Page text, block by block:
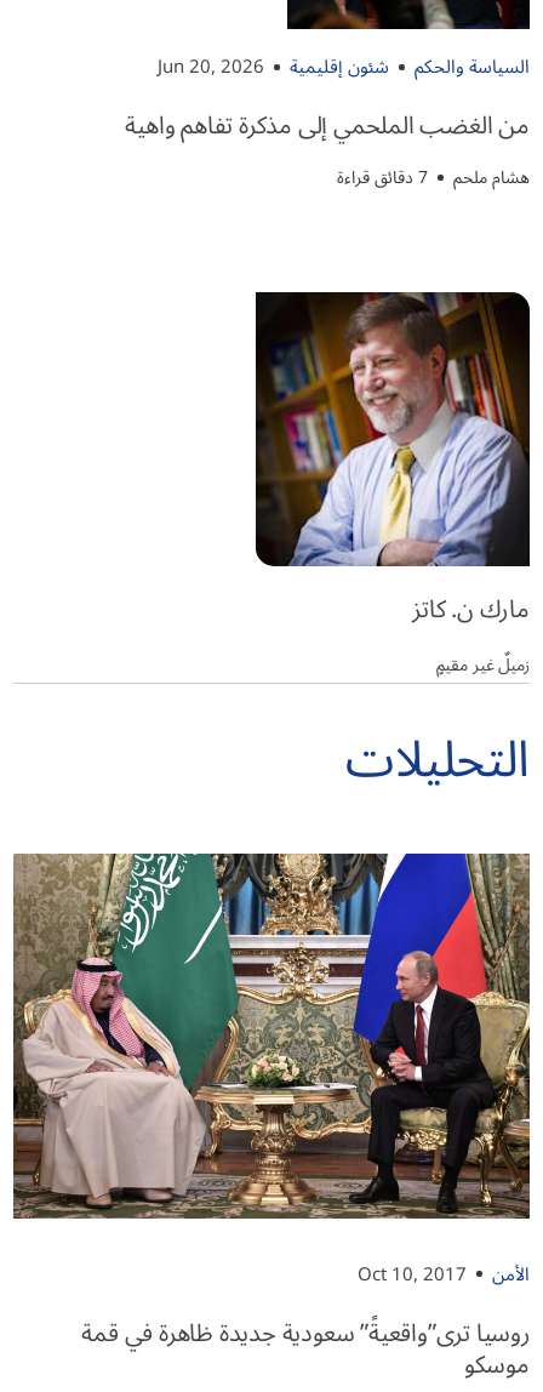
السياسة والحكم شئون إقليمية Jun 20, 2026
من الغضب الملحمي إلى مذكرة تفاهم واهية
هشام ملحم 7 دقائق قراءة
مارك ن. كاتز
زميلٌ غير مقيمٍ
التحليلات
الأمن Oct 10, 2017
روسيا ترى”واقعيةً” سعودية جديدة ظاهرة في قمة
موسكو